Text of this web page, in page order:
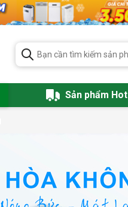
Sản phẩm Hot